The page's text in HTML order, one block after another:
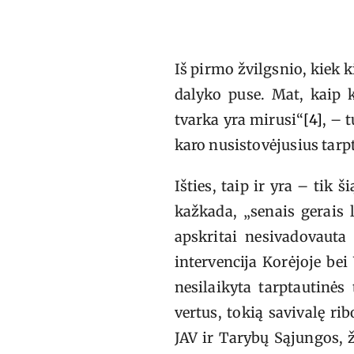
Iš pirmo žvilgsnio, kiek
dalyko puse. Mat, kaip
tvarka yra mirusi“[4], –
karo nusistovėjusius
Išties, taip ir yra – tik
kažkada, „senais
apskritai
intervencija Korėjoje
nesilaikyta
vertus, tokią savivalę
JAV ir Tarybų